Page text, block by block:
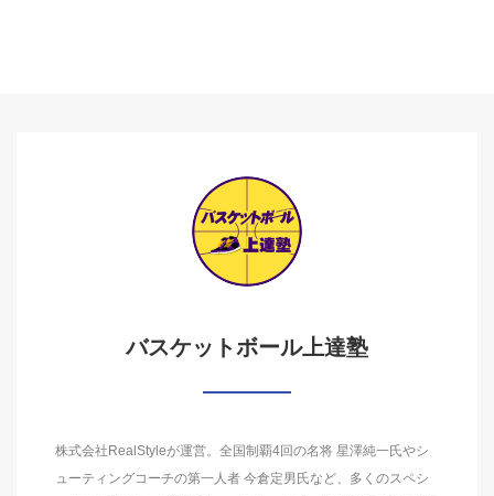
バスケットボール上達塾
株式会社RealStyleが運営。全国制覇4回の名将 星澤純一氏やシ
ューティングコーチの第一人者 今倉定男氏など、多くのスペシ